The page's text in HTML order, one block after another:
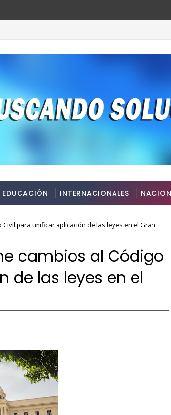
EDUCACIÓN INTERNACIONALES
para unificar aplicación de las leyes en el Gran
cambios al Código
de las leyes en el